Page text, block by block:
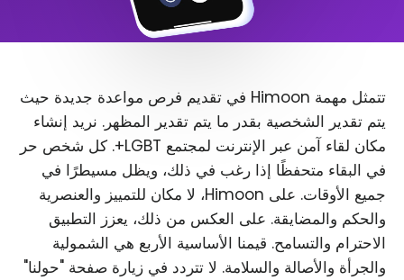
تتمثل مهمة Himoon في تقديم فرص مواعدة جديدة حيث
يتم تقدير الشخصية بقدر ما يتم تقدير المظهر. نريد إنشاء
مكان لقاء آمن عبر الإنترنت لمجتمع LGBT+. كل شخص حر
في البقاء متحفظًا إذا رغب في ذلك، ويظل مسيطرًا في
جميع الأوقات. على Himoon، لا مكان للتمييز والعنصرية
والحكم والمضايقة. على العكس من ذلك، يعزز التطبيق
الاحترام والتسامح. قيمنا الأساسية الأربع هي الشمولية
والجرأة والأصالة والسلامة. لا تتردد في زيارة صفحة "حولنا"